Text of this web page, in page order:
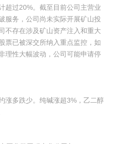
超过20%。截至目前公司主营业
服务，公司尚未实际开展矿山投
不存在涉及矿山资产注入和重大
票已被深交所纳入重点监控，如
理性大幅波动，公司可能申请停
涨多跌少。纯碱涨超3%，乙二醇